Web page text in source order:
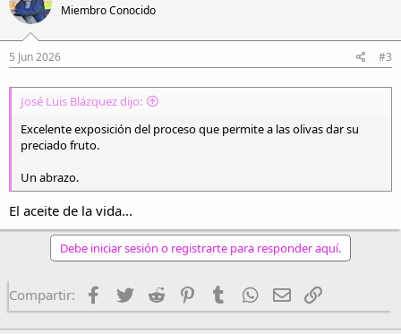
Miembro Conocido
5 Jun 2026 #3
José Luis Blázquez dijo:
Excelente exposición del proceso que permite a las olivas dar su
preciado fruto.
Un abrazo.
El aceite de la vida...
Debe iniciar sesión o registrarte para responder aquí.
Compartir: Facebook
TwitterReddit PinterestTumblrWhatsApp
EmailEnlace